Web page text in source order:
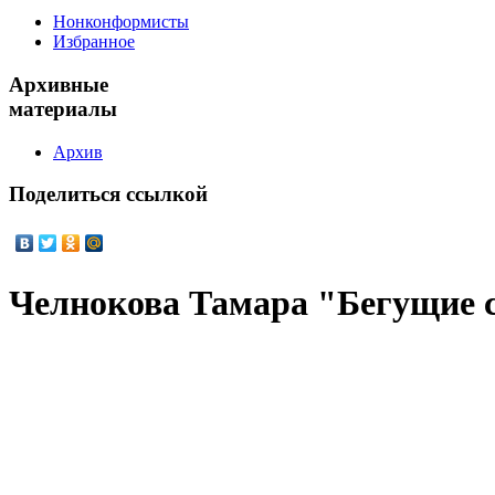
Нонконформисты
Избранное
Архивные
материалы
Архив
Поделиться ссылкой
Челнокова Тамара "Бегущие